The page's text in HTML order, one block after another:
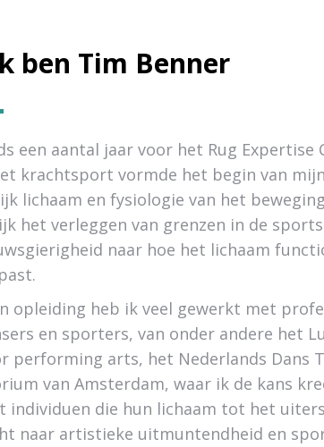
ben Tim Benner
een aantal jaar voor het Rug Expertise
krachtsport vormde het begin van
lichaam en fysiologie van het
het verleggen van grenzen in de
naar hoe het lichaam
opleiding heb ik veel gewerkt met
en sporters, van onder andere het
performing arts, het Nederlands Dans
van Amsterdam, waar ik de kans
individuen die hun lichaam tot het
naar artistieke uitmuntendheid en